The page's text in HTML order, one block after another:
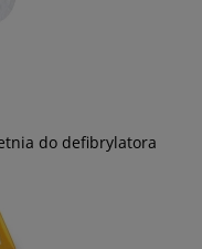
do defibrylatora